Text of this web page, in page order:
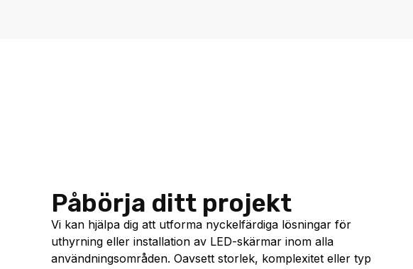
Påbörja ditt projekt
Vi kan hjälpa dig att utforma nyckelfärdiga lösningar för
uthyrning eller installation av LED-skärmar inom alla
användningsområden. Oavsett storlek, komplexitet eller typ